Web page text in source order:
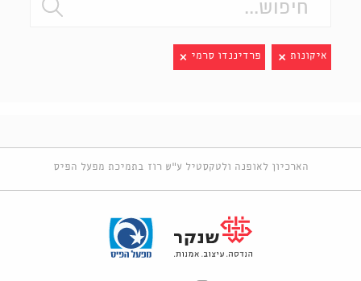
איקונות פרדיננדו סרמי
הארכיון לאופנה ולטקסטיל ע"ש רוז בתמיכת מפעל הפיס